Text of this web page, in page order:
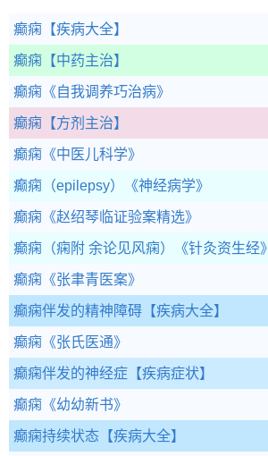
癫痫 【疾病大全】
癫痫 【中药主治】
癫痫 《自我调养巧治病》
癫痫 【方剂主治】
癫痫 《中医儿科学》
癫痫（epilepsy） 《神经病学》
癫痫 《赵绍琴临证验案精选》
癫痫（痫附 余论见风痫） 《针灸资生经》
癫痫 《张聿青医案》
癫痫伴发的精神障碍 【疾病大全】
癫痫 《张氏医通》
癫痫伴发的神经症 【疾病症状】
癫痫 《幼幼新书》
癫痫持续状态 【疾病大全】